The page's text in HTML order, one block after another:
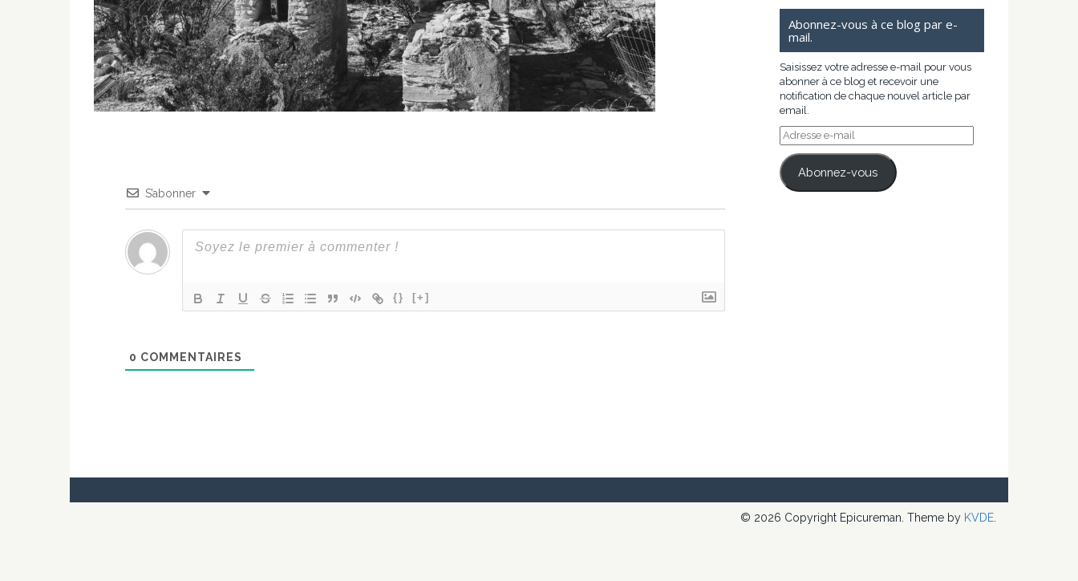
S’abonner
{} [+]
0 COMMENTAIRES
Abonnez-vous à ce blog par e-
mail.
Saisissez votre adresse e-mail pour vous
abonner à ce blog et recevoir une
notification de chaque nouvel article par
email.
Adresse
e-
mail
Abonnez-vous
© 2026 Copyright Epicureman. Theme by KVDE